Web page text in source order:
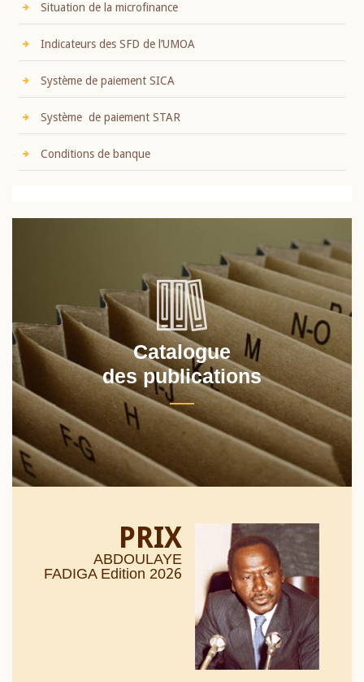
Situation de la microfinance
Indicateurs des SFD de l’UMOA
Système de paiement SICA
Système de paiement STAR
Conditions de banque
Catalogue
des publications
PRIX
ABDOULAYE
FADIGA Edition 2026